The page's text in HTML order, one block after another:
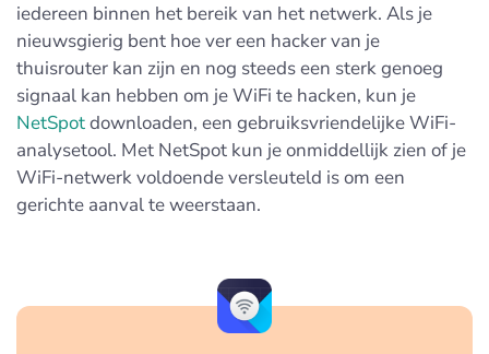
iedereen binnen het bereik van het netwerk. Als je
nieuwsgierig bent hoe ver een hacker van je
thuisrouter kan zijn en nog steeds een sterk genoeg
signaal kan hebben om je WiFi te hacken, kun je
NetSpotdownloaden, een gebruiksvriendelijke WiFi-
analysetool. Met NetSpot kun je onmiddellijk zien of je
WiFi-netwerk voldoende versleuteld is om een
gerichte aanval te weerstaan.